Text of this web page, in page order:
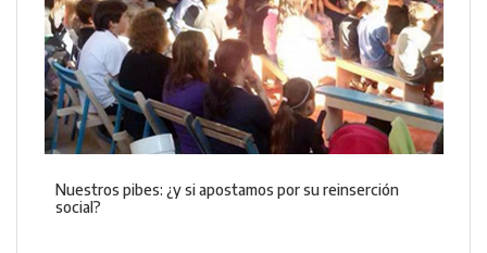
Nuestros pibes: ¿y si apostamos por su reinserción
social?